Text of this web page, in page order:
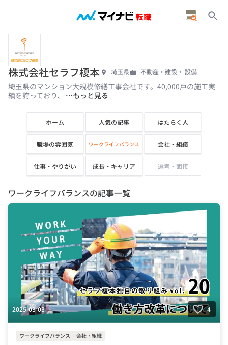
株式会社セラフ榎本 埼玉県 不動産・建設・ 設備
埼玉県のマンション大規模修繕工事会社です。40,000戸の施工実
績を誇っており、 …もっと見る
ホーム 人気の記事 はたらく人
職場の雰囲気 ワークライフバランス 会社・組織
仕事・やりがい 成長・キャリア 選考・面接
ワークライフバランスの記事一覧
2025-03-03 4
ワークライフバランス 会社・組織